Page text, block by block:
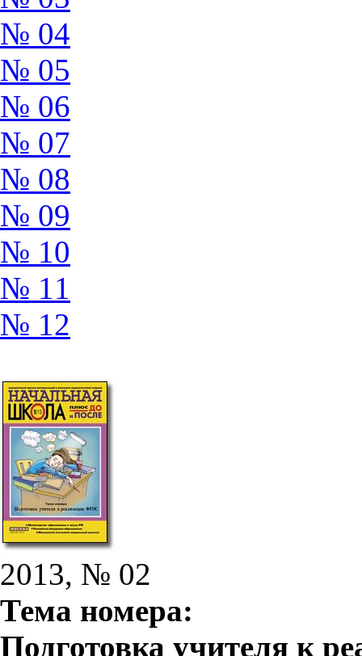
№ 04
№ 05
№ 06
№ 07
№ 08
№ 09
№ 10
№ 11
№ 12
2013, № 02
Тема номера:
Подготовка учителя к